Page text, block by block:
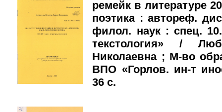
ремейк в литературе
поэтика : автореф.
филол. наук : спец.
текстология» /
Николаевна ; М-во
ВПО «Горлов. ин-т
36 с.